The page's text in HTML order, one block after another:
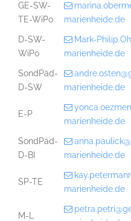
GE-SW-
TE-WiPo
marienheide.de
D-SW-
WiPo
Mark-
marienheide.de
SondPäd-
D-SW
marienheide.de
E-P
marienheide.de
SondPäd-
D-BI
marienheide.de
SP-TE
marienheide.de
M-L